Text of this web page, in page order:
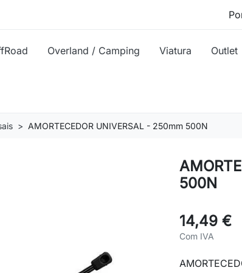
Overland / Camping Viatura Outlet
AMORTECEDOR UNIVERSAL - 250mm 500N
500N
14,49 €
Com IVA